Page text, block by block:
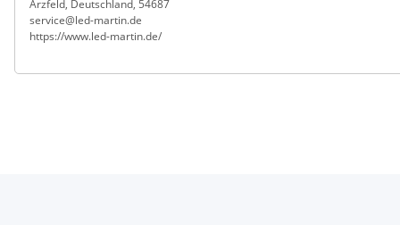
Arzfeld, Deutschland, 54687
service@led-martin.de
https://www.led-martin.de/